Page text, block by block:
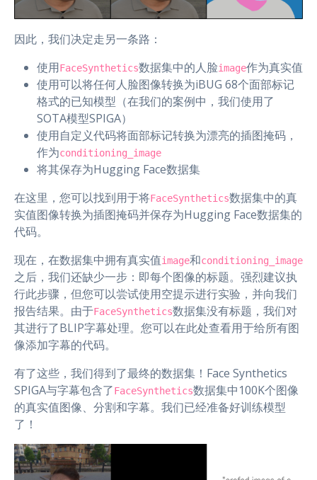
因此，我们决定走另一条路：
使用FaceSynthetics数据集中的人脸image作为真实值
使用可以将任何人脸图像转换为iBUG 68个面部标记
格式的已知模型（在我们的案例中，我们使用了
SOTA模型SPIGA）
使用自定义代码将面部标记转换为漂亮的插图掩码，
作为conditioning_image
将其保存为Hugging Face数据集
在这里，您可以找到用于将FaceSynthetics数据集中的真
实值图像转换为插图掩码并保存为Hugging Face数据集的
代码。
现在，在数据集中拥有真实值image和conditioning_image
之后，我们还缺少一步：即每个图像的标题。强烈建议执
行此步骤，但您可以尝试使用空提示进行实验，并向我们
报告结果。由于FaceSynthetics数据集没有标题，我们对
其进行了BLIP字幕处理。您可以在此处查看用于给所有图
像添加字幕的代码。
有了这些，我们得到了最终的数据集！Face Synthetics
SPIGA与字幕包含了FaceSynthetics数据集中100K个图像
的真实值图像、分割和字幕。我们已经准备好训练模型
了！